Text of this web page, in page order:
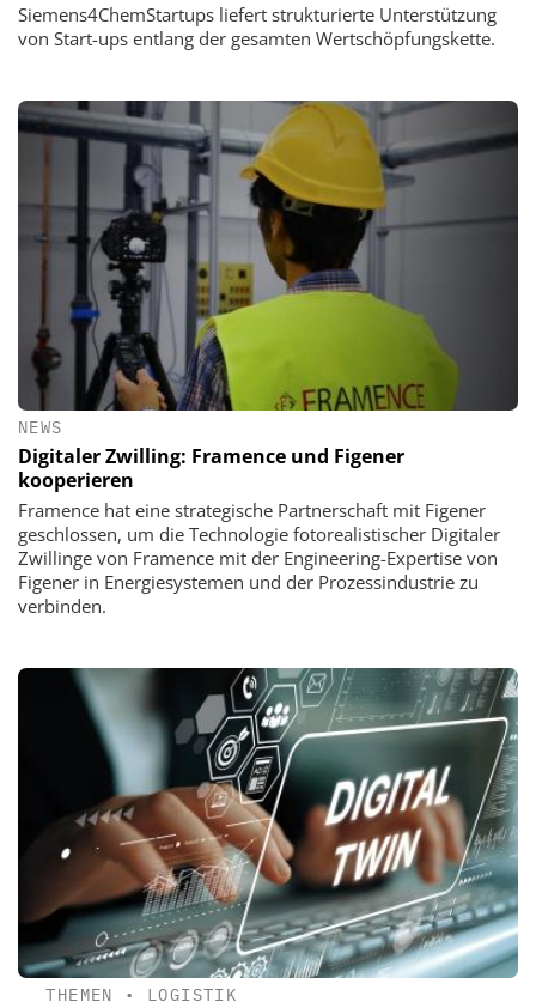
Siemens4ChemStartups liefert strukturierte Unterstützung
von Start-ups entlang der gesamten Wertschöpfungskette.
NEWS
Digitaler Zwilling: Framence und Figener
kooperieren
Framence hat eine strategische Partnerschaft mit Figener
geschlossen, um die Technologie fotorealistischer Digitaler
Zwillinge von Framence mit der Engineering-Expertise von
Figener in Energiesystemen und der Prozessindustrie zu
verbinden.
THEMEN • LOGISTIK